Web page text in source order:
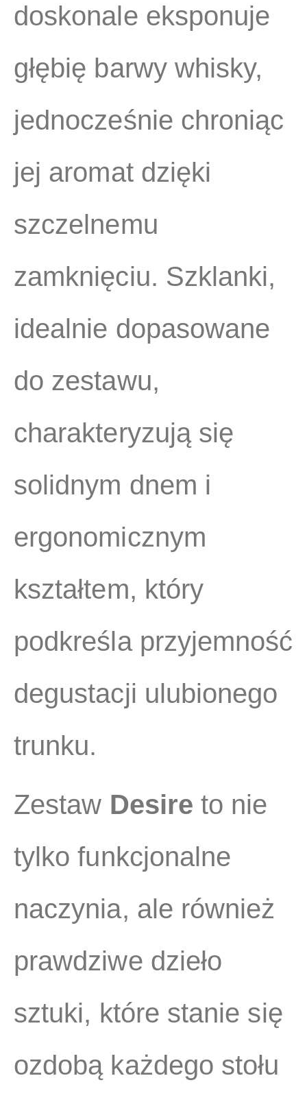
doskonale eksponuje
głębię barwy whisky,
jednocześnie chroniąc
jej aromat dzięki
szczelnemu
zamknięciu. Szklanki,
idealnie dopasowane
do zestawu,
charakteryzują się
solidnym dnem i
ergonomicznym
kształtem, który
podkreśla przyjemność
degustacji ulubionego
trunku.
Zestaw Desire to nie
tylko funkcjonalne
naczynia, ale również
prawdziwe dzieło
sztuki, które stanie się
ozdobą każdego stołu